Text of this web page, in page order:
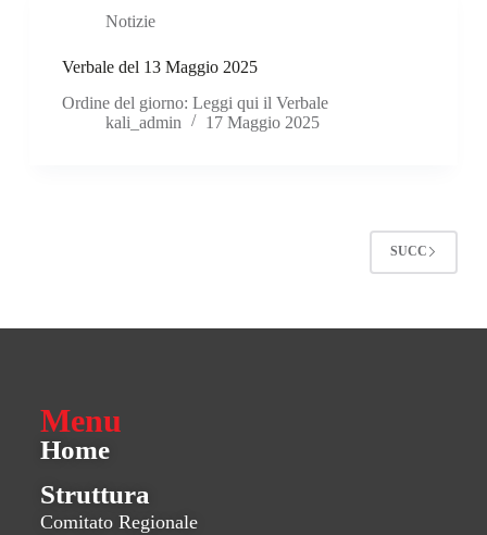
Notizie
Verbale del 13 Maggio 2025
Ordine del giorno: Leggi qui il Verbale
kali_admin
17 Maggio 2025
SUCC
Menu
Home
Struttura
Comitato Regionale